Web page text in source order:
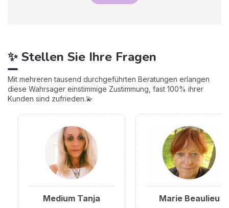
✨ Stellen Sie Ihre Fragen
Mit mehreren tausend durchgeführten Beratungen erlangen
diese Wahrsager einstimmige Zustimmung, fast 100% ihrer
Kunden sind zufrieden.💫
Medium Tanja Marie Beaulieu